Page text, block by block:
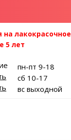
пн-пт 9-18
сб 10-17
вс выходной
на лакокрасочное
5 лет